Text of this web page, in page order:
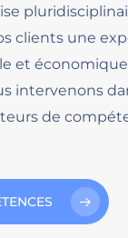
clients une
et
intervenons
de